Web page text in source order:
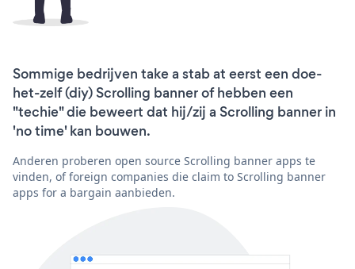
Sommige bedrijven take a stab at eerst een doe-
het-zelf (diy) Scrolling banner of hebben een
"techie" die beweert dat hij/zij a Scrolling banner in
'no time' kan bouwen.
Anderen proberen open source Scrolling banner apps te
vinden, of foreign companies die claim to Scrolling banner
apps for a bargain aanbieden.